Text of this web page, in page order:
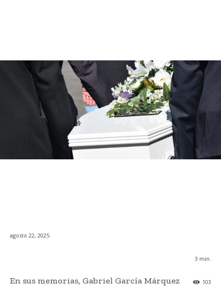
agosto 22, 2025
3 min.
103
En sus memorias, Gabriel García Márquez